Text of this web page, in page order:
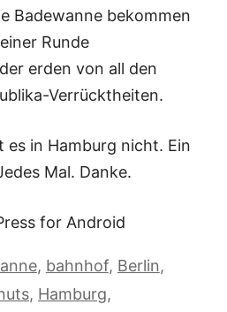
Badewanne bekommen
Runde
erden von all den
Verrücktheiten.
es in Hamburg nicht. Ein
Mal. Danke.
for Android
, bahnhof, Berlin,
, Hamburg,